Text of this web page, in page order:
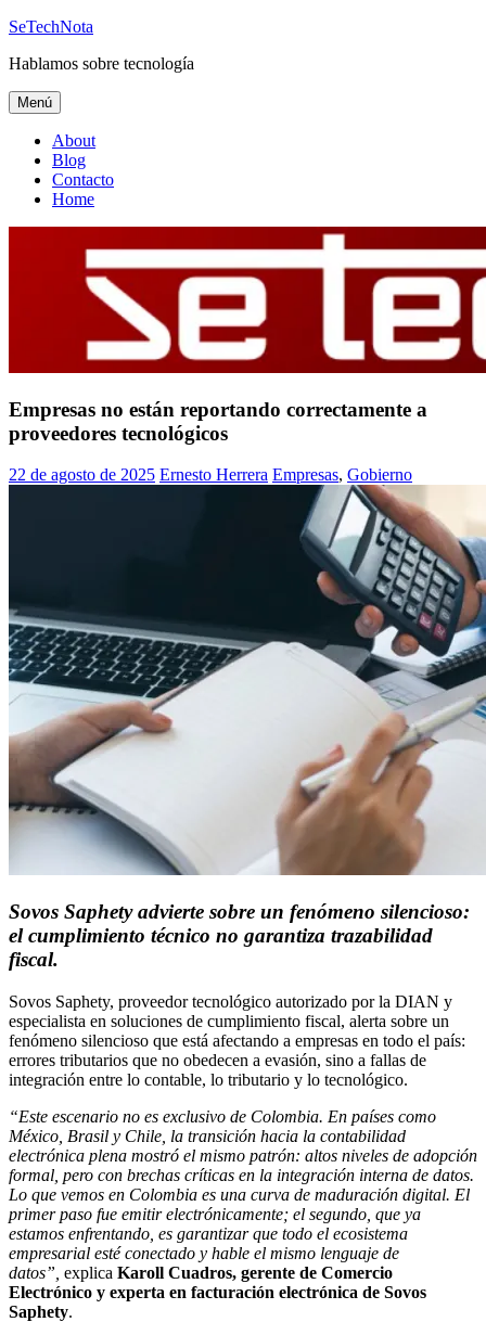
Saltar
contenido
SeTechNota
Hablamos sobre tecnología
Menú
About
Blog
Contacto
Home
Empresas no están reportando correctamente a
proveedores tecnológicos
22 de agosto de 2025 Ernesto Herrera Empresas, Gobierno
Sovos Saphety advierte sobre un fenómeno silencioso:
el cumplimiento técnico no garantiza trazabilidad
fiscal.
Sovos Saphety, proveedor tecnológico autorizado por la DIAN y
especialista en soluciones de cumplimiento fiscal, alerta sobre un
fenómeno silencioso que está afectando a empresas en todo el país:
errores tributarios que no obedecen a evasión, sino a fallas de
integración entre lo contable, lo tributario y lo tecnológico.
“Este escenario no es exclusivo de Colombia. En países como
México, Brasil y Chile, la transición hacia la contabilidad
electrónica plena mostró el mismo patrón: altos niveles de adopción
formal, pero con brechas críticas en la integración interna de datos.
Lo que vemos en Colombia es una curva de maduración digital. El
primer paso fue emitir electrónicamente; el segundo, que ya
estamos enfrentando, es garantizar que todo el ecosistema
empresarial esté conectado y hable el mismo lenguaje de
datos”, explica Karoll Cuadros, gerente de Comercio
Electrónico y experta en facturación electrónica de Sovos
Saphety.